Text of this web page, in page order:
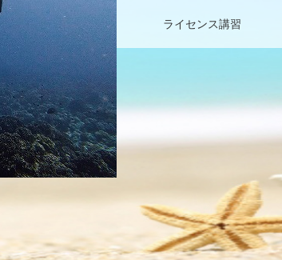
ファンダイビング ライセンス講習